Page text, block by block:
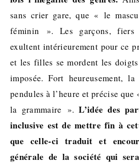
sans crier gare, que « le
féminin ». Les garçons, fiers
exultent intérieurement pour ce
et les filles se mordent les
imposée. Fort heureusement,
pendules à l’heure et précise que
la grammaire ».L’idée des
inclusive est de mettre fin à
que celle-ci traduit et
générale de la société qui